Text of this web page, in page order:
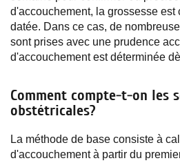
d'accouchement, la grossesse est
datée. Dans ce cas, de
sont prises avec une prudence
d'accouchement est déterminée
Comment compte-t-on les
obstétricales?
La méthode de base consiste à
d'accouchement à partir du